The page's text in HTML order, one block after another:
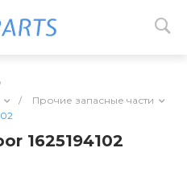
/
Прочие запасные части
1625194102